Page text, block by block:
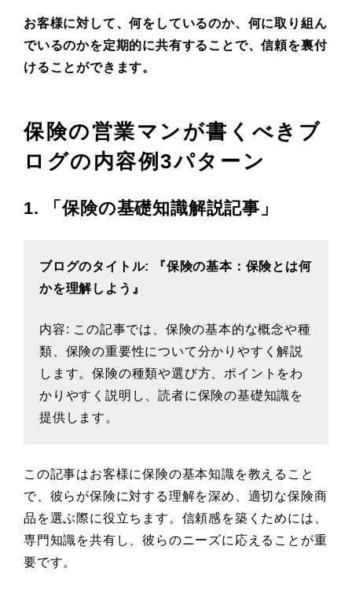
お客様に対して、何をしているのか、何に取り組ん
でいるのかを定期的に共有することで、信頼を裏付
けることができます。
保険の営業マンが書くべきブ
ログの内容例3パターン
1. 「保険の基礎知識解説記事」
ブログのタイトル: 『保険の基本：保険とは何
かを理解しよう』
内容: この記事では、保険の基本的な概念や種
類、保険の重要性について分かりやすく解説
します。保険の種類や選び方、ポイントをわ
かりやすく説明し、読者に保険の基礎知識を
提供します。
この記事はお客様に保険の基本知識を教えること
で、彼らが保険に対する理解を深め、適切な保険商
品を選ぶ際に役立ちます。信頼感を築くためには、
専門知識を共有し、彼らのニーズに応えることが重
要です。